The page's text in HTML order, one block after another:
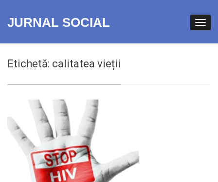
JURNAL SOCIAL
Etichetă: calitatea vieții